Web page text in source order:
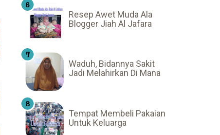
Resep Awet Muda Ala
Blogger Jiah Al Jafara
Waduh, Bidannya Sakit
Jadi Melahirkan Di Mana
Tempat Membeli Pakaian
Untuk Keluarga